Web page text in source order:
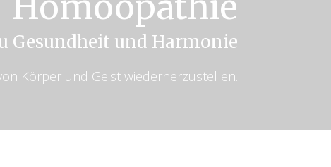
Gesundheit und Harmonie
Körper und Geist wiederherzustellen.